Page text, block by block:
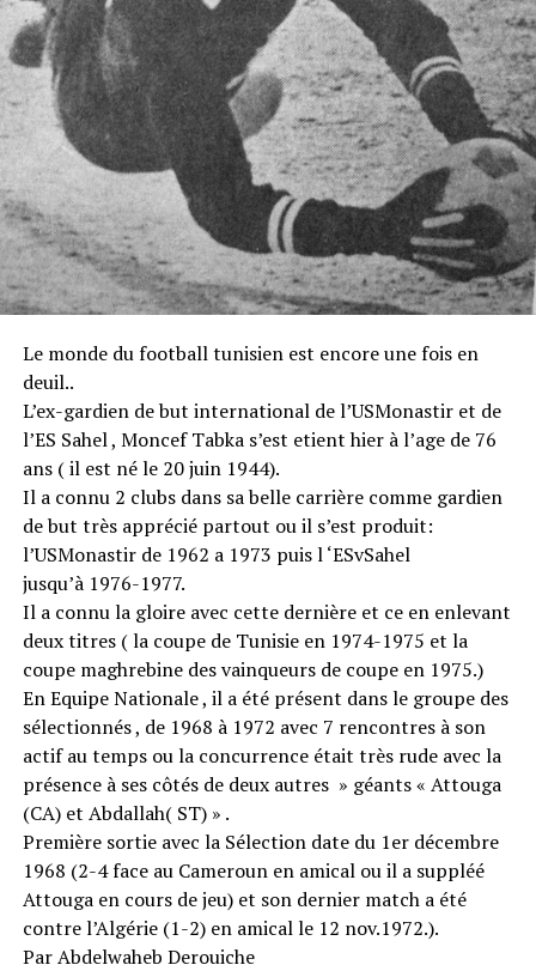
Le monde du football tunisien est encore une fois en
deuil..
L’ex-gardien de but international de l’USMonastir et de
l’ES Sahel , Moncef Tabka s’est etient hier à l’age de 76
ans ( il est né le 20 juin 1944).
Il a connu 2 clubs dans sa belle carrière comme gardien
de but très apprécié partout ou il s’est produit:
l’USMonastir de 1962 a 1973 puis l ‘ESvSahel
jusqu’à 1976-1977.
Il a connu la gloire avec cette dernière et ce en enlevant
deux titres ( la coupe de Tunisie en 1974-1975 et la
coupe maghrebine des vainqueurs de coupe en 1975.)
En Equipe Nationale , il a été présent dans le groupe des
sélectionnés , de 1968 à 1972 avec 7 rencontres à son
actif au temps ou la concurrence était très rude avec la
présence à ses côtés de deux autres » géants « Attouga
(CA) et Abdallah( ST) » .
Première sortie avec la Sélection date du 1er décembre
1968 (2-4 face au Cameroun en amical ou il a suppléé
Attouga en cours de jeu) et son dernier match a été
contre l’Algérie (1-2) en amical le 12 nov.1972.).
Par Abdelwaheb Derouiche